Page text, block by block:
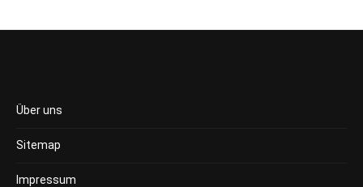
Über uns
Sitemap
Impressum